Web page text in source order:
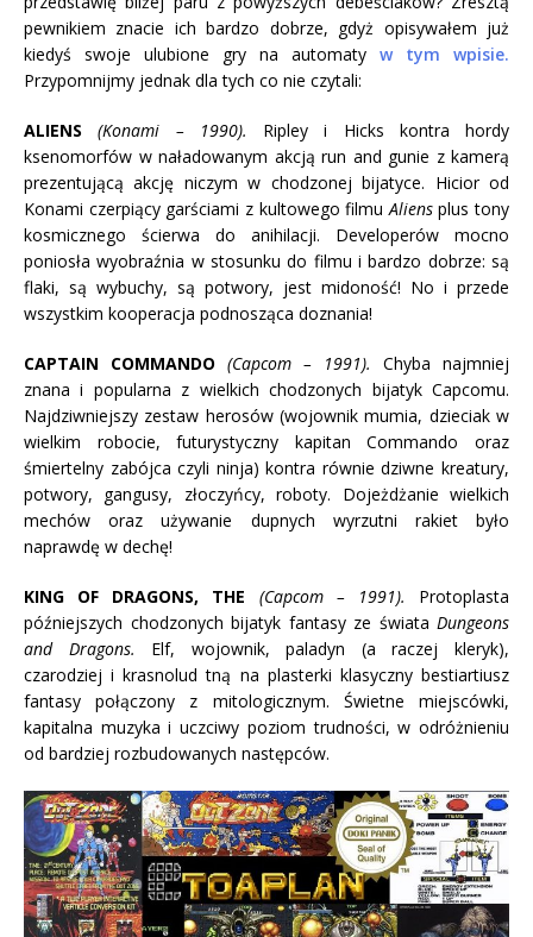
pewnikiem znacie ich bardzo dobrze, gdyż opisywałem już
kiedyś swoje ulubione gry na automaty w tym wpisie.
Przypomnijmy jednak dla tych co nie czytali:
ALIENS (Konami – 1990). Ripley i Hicks kontra hordy
ksenomorfów w naładowanym akcją run and gunie z kamerą
prezentującą akcję niczym w chodzonej bijatyce. Hicior od
Konami czerpiący garściami z kultowego filmu Aliensplus tony
kosmicznego ścierwa do anihilacji. Developerów mocno
poniosła wyobraźnia w stosunku do filmu i bardzo dobrze: są
flaki, są wybuchy, są potwory, jest midoność! No i przede
wszystkim kooperacja podnosząca doznania!
CAPTAIN COMMANDO (Capcom – 1991).
Chyba najmniej
znana i popularna z wielkich chodzonych bijatyk Capcomu.
Najdziwniejszy zestaw herosów (wojownik mumia, dzieciak w
wielkim robocie, futurystyczny kapitan Commando oraz
śmiertelny zabójca czyli ninja) kontra równie dziwne kreatury,
potwory, gangusy, złoczyńcy, roboty. Dojeżdżanie wielkich
mechów oraz używanie dupnych wyrzutni rakiet było
naprawdę w dechę!
KING OF DRAGONS, THE (Capcom – 1991). Protoplasta
późniejszych chodzonych bijatyk fantasy ze świata Dungeons
and Dragons. Elf, wojownik, paladyn (a raczej kleryk),
czarodziej i krasnolud tną na plasterki klasyczny bestiartiusz
fantasy połączony z mitologicznym. Świetne miejscówki,
kapitalna muzyka i uczciwy poziom trudności, w odróżnieniu
od bardziej rozbudowanych następców.